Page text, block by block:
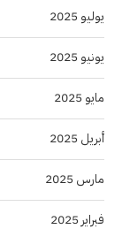
يوليو 2025
يونيو 2025
مايو 2025
أبريل 2025
مارس 2025
فبراير 2025